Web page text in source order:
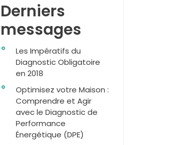
Derniers
messages
Les Impératifs du
Diagnostic Obligatoire
en 2018
Optimisez votre Maison :
Comprendre et Agir
avec le Diagnostic de
Performance
Énergétique (DPE)